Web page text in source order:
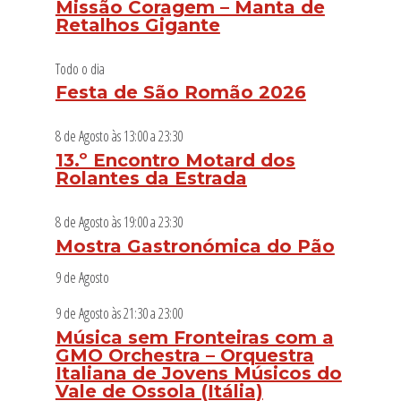
Missão Coragem – Manta de
Retalhos Gigante
Todo o dia
Festa de São Romão 2026
8 de Agosto às 13:00a23:30
13.º Encontro Motard dos
Rolantes da Estrada
8 de Agosto às 19:00a23:30
Mostra Gastronómica do Pão
9 de Agosto
9 de Agosto às 21:30a23:00
Música sem Fronteiras com a
GMO Orchestra – Orquestra
Italiana de Jovens Músicos do
Vale de Ossola (Itália)